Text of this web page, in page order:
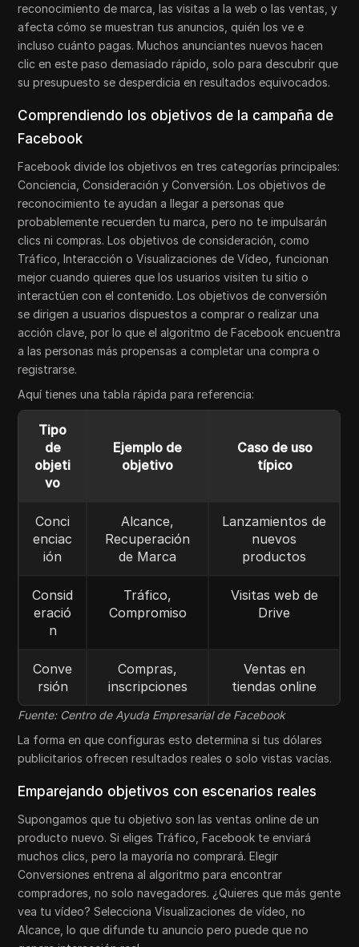
reconocimiento de marca, las visitas a la web o las ventas, y
afecta cómo se muestran tus anuncios, quién los ve e
incluso cuánto pagas. Muchos anunciantes nuevos hacen
clic en este paso demasiado rápido, solo para descubrir que
su presupuesto se desperdicia en resultados equivocados.
Comprendiendo los objetivos de la campaña de
Facebook
Facebook divide los objetivos en tres categorías principales:
Conciencia, Consideración y Conversión. Los objetivos de
reconocimiento te ayudan a llegar a personas que
probablemente recuerden tu marca, pero no te impulsarán
clics ni compras. Los objetivos de consideración, como
Tráfico, Interacción o Visualizaciones de Vídeo, funcionan
mejor cuando quieres que los usuarios visiten tu sitio o
interactúen con el contenido. Los objetivos de conversión
se dirigen a usuarios dispuestos a comprar o realizar una
acción clave, por lo que el algoritmo de Facebook encuentra
a las personas más propensas a completar una compra o
registrarse.
Aquí tienes una tabla rápida para referencia:
Tipo
de
objeti
vo
Ejemplo de
objetivo
Caso de uso
típico
Conci
enciac
ión
Alcance,
Recuperación
de Marca
Lanzamientos de
nuevos
productos
Consid
eració
n
Tráfico,
Compromiso
Visitas web de
Drive
Conve
rsión
Compras,
inscripciones
Ventas en
tiendas online
Fuente: Centro de Ayuda Empresarial de Facebook
La forma en que configuras esto determina si tus dólares
publicitarios ofrecen resultados reales o solo vistas vacías.
Emparejando objetivos con escenarios reales
Supongamos que tu objetivo son las ventas online de un
producto nuevo. Si eliges Tráfico, Facebook te enviará
muchos clics, pero la mayoría no comprará. Elegir
Conversiones entrena al algoritmo para encontrar
compradores, no solo navegadores. ¿Quieres que más gente
vea tu vídeo? Selecciona Visualizaciones de vídeo, no
Alcance, lo que difunde tu anuncio pero puede que no